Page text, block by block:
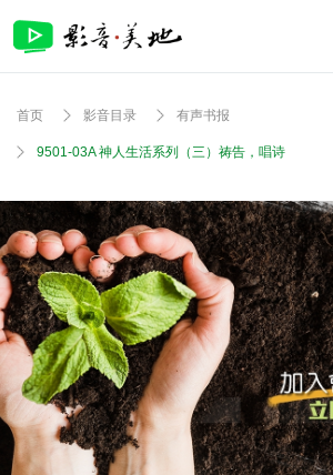
首页 影音目录 有声书报
9501-03A 神人生活系列（三）祷告，唱诗